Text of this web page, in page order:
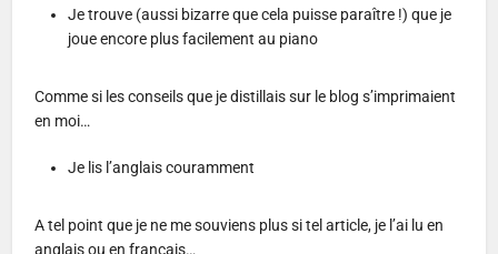
Je trouve (aussi bizarre que cela puisse paraître !) que je
joue encore plus facilement au piano
Comme si les conseils que je distillais sur le blog s’imprimaient
en moi…
Je lis l’anglais couramment
A tel point que je ne me souviens plus si tel article, je l’ai lu en
anglais ou en français…